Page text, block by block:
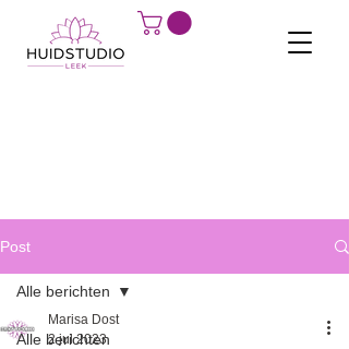
Post
Alle berichten
Alle berichten
Marisa Dost
2 jul 2023